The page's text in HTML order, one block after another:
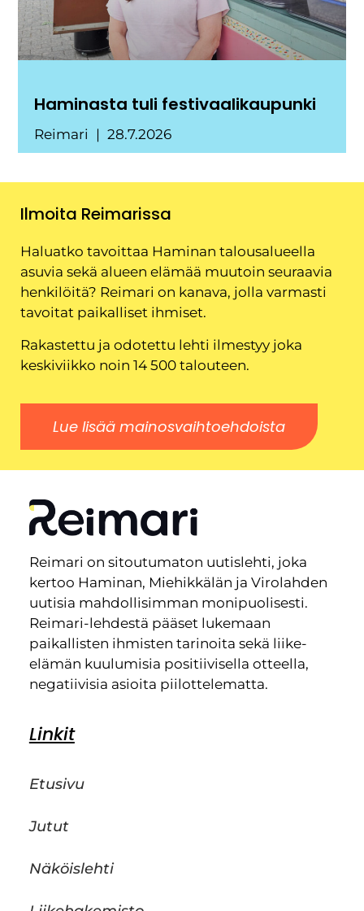
Haminasta tuli festivaalikaupunki
Reimari 28.7.2026
Ilmoita Reimarissa
Haluatko tavoittaa Haminan talousalueella
asuvia sekä alueen elämää muutoin seuraavia
henkilöitä? Reimari on kanava, jolla varmasti
tavoitat paikalliset ihmiset.
Rakastettu ja odotettu lehti ilmestyy joka
keskiviikko noin 14 500 talouteen.
Lue lisää mainosvaihtoehdoista
Reimari on sitoutumaton uutislehti, joka
kertoo Haminan, Miehikkälän ja Virolahden
uutisia mahdollisimman monipuolisesti.
Reimari-lehdestä pääset lukemaan
paikallisten ihmisten tarinoita sekä liike-
elämän kuulumisia positiivisella otteella,
negatiivisia asioita piilottelematta.
Linkit
Etusivu
Jutut
Näköislehti